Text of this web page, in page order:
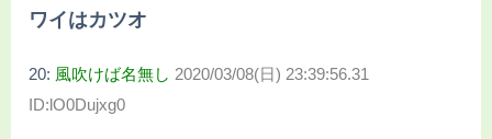
ワイはカツオ
20: 風吹けば名無し 2020/03/08(日) 23:39:56.31
ID:lO0Dujxg0